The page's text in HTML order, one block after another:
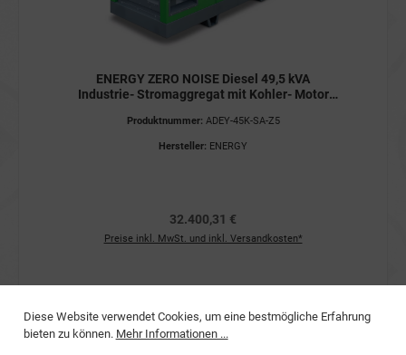
ENERGY ZERO NOISE Diesel 49,5 kVA
Industrie- Stromaggregat mit Kohler- Motor
Stromerzeuger
Produktnummer: ADEY-45K-SA-Z5
Hersteller: ENERGY
32.400,31 €
Preise inkl. MwSt. und inkl. Versandkosten*
Diese Website verwendet Cookies, um eine bestmögliche Erfahrung
bieten zu können. Mehr Informationen ...